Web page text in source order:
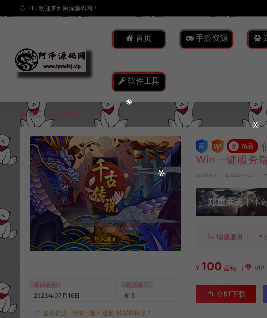
HI，欢迎来到阿泽源码网！
首页 手游资源
软件工具
首页 手游资源 正文
最近更新
2023年07月16日
资源编号
615
虚拟资源一经售出概不退换-购买即同意！
# 精品
Win一键服务
冷雨泽ღ 2022-01-25
郑重承诺丨本
增值服务：
¥ 100 星钻 （ VIP
立即下载